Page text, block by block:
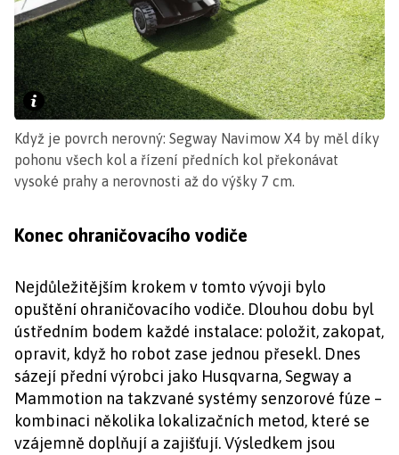
Když je povrch nerovný: Segway Navimow X4 by měl díky
pohonu všech kol a řízení předních kol překonávat
vysoké prahy a nerovnosti až do výšky 7 cm.
Konec ohraničovacího vodiče
Nejdůležitějším krokem v tomto vývoji bylo
opuštění ohraničovacího vodiče. Dlouhou dobu byl
ústředním bodem každé instalace: položit, zakopat,
opravit, když ho robot zase jednou přesekl. Dnes
sázejí přední výrobci jako Husqvarna, Segway a
Mammotion na takzvané systémy senzorové fúze –
kombinaci několika lokalizačních metod, které se
vzájemně doplňují a zajišťují. Výsledkem jsou